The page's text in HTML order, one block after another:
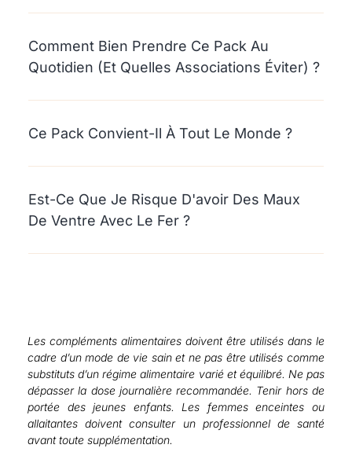
Comment Bien Prendre Ce Pack Au
Quotidien (et Quelles Associations Éviter) ?
Ce Pack Convient-Il À Tout Le Monde ?
Est-Ce Que Je Risque D'avoir Des Maux
De Ventre Avec Le Fer ?
Les compléments alimentaires doivent être utilisés dans le
cadre d’un mode de vie sain et ne pas être utilisés comme
substituts d’un régime alimentaire varié et équilibré. Ne pas
dépasser la dose journalière recommandée. Tenir hors de
portée des jeunes enfants. Les femmes enceintes ou
allaitantes doivent consulter un professionnel de santé
avant toute supplémentation.